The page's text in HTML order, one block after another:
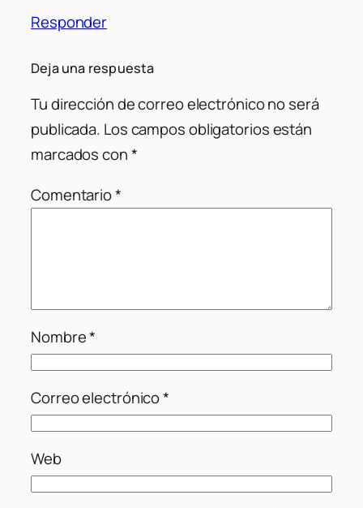
Responder
Deja una respuesta
Tu dirección de correo electrónico no será
publicada. Los campos obligatorios están
marcados con*
Comentario*
Nombre*
Correo electrónico*
Web